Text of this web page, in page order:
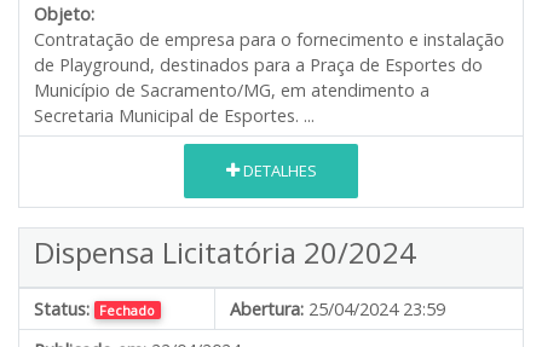
Objeto:
Contratação de empresa para o fornecimento e instalação
de Playground, destinados para a Praça de Esportes do
Município de Sacramento/MG, em atendimento a
Secretaria Municipal de Esportes. ...
DETALHES
Dispensa Licitatória 20/2024
Status: Fechado Abertura: 25/04/2024 23:59